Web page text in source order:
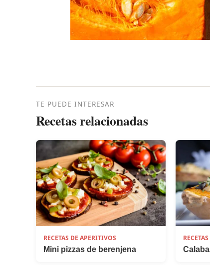
TE PUEDE INTERESAR
Recetas relacionadas
RECETAS DE APERITIVOS
Mini pizzas de berenjena